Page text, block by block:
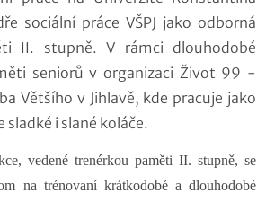
sociální práce VŠPJ jako odborná
II. stupně. V rámci dlouhodobé
seniorů v organizaci Život 99 -
Většího v Jihlavě, kde pracuje jako
sladké i slané koláče.
vedené trenérkou paměti II. stupně, se
na trénovaní krátkodobé a dlouhodobé